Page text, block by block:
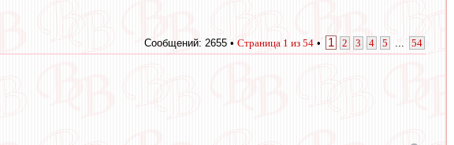
Сообщений: 2655 • Страница 1 из 54 • 1 2 3 4 5 54